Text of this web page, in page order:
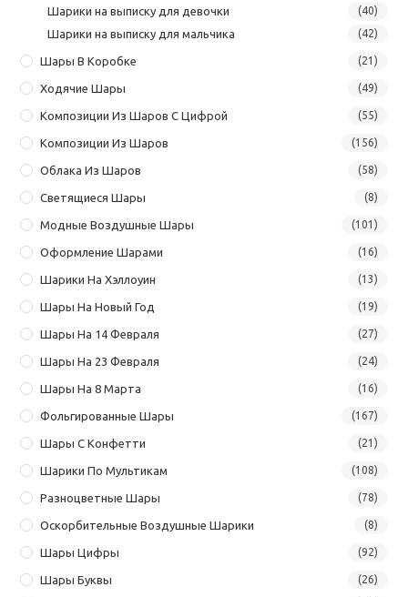
Шарики на выписку для девочки (40)
Шарики на выписку для мальчика (42)
Шары В Коробке (21)
Ходячие Шары (49)
Композиции Из Шаров С Цифрой (55)
Композиции Из Шаров (156)
Облака Из Шаров (58)
Светящиеся Шары (8)
Модные Воздушные Шары (101)
Оформление Шарами (16)
Шарики На Хэллоуин (13)
Шары На Новый Год (19)
Шары На 14 Февраля (27)
Шары На 23 Февраля (24)
Шары На 8 Марта (16)
Фольгированные Шары (167)
Шары С Конфетти (21)
Шарики По Мультикам (108)
Разноцветные Шары (78)
Оскорбительные Воздушные Шарики (8)
Шары Цифры (92)
Шары Буквы (26)